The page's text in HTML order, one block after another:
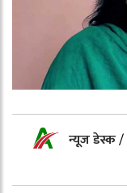
न्यूज डेस्क/